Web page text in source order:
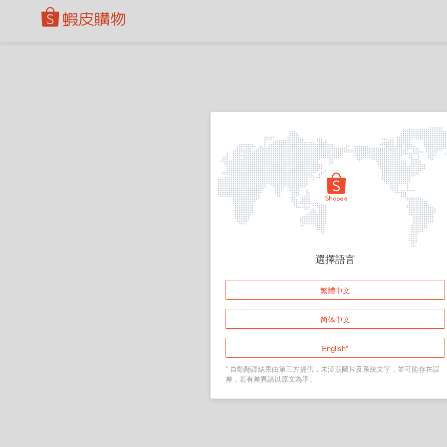
頁面無法顯示
登入
返回首頁
選擇語言
繁體中文
简体中文
English*
* 自動翻譯結果由第三方提供，未涵蓋圖片及系統文字，並可能存在誤
差，若有差異請以原文為準。